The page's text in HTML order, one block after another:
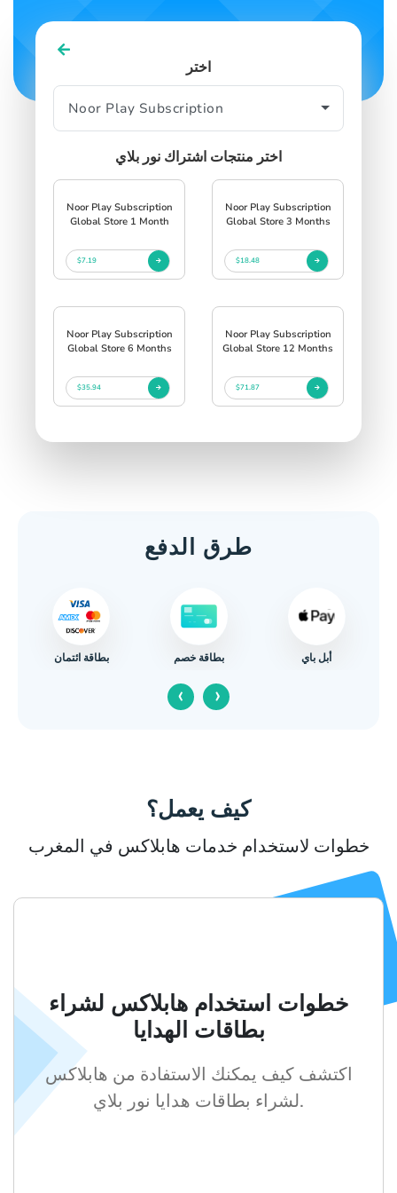
اختر
اختر منتجات اشتراك نور بلاي
Noor Play Subscription
Global Store 1 Month
$7.19
Noor Play Subscription
Global Store 3 Months
$18.48
Noor Play Subscription
Global Store 6 Months
$35.94
Noor Play Subscription
Global Store 12 Months
$71.87
طرق الدفع
بطاقة ائتمان بطاقة خصم أبل باي
‹ ›
كيف يعمل؟
خطوات لاستخدام خدمات هابلاكس في المغرب
خطوات استخدام هابلاكس لشراء
بطاقات الهدايا
اكتشف كيف يمكنك الاستفادة من هابلاكس
لشراء بطاقات هدايا نور بلاي.